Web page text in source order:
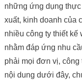
những ứng dụng thực
xuất, kinh doanh của
nhiều công ty thiết kế
nhằm đáp ứng nhu
phải mọi đơn vị,
nội dung dưới đây,